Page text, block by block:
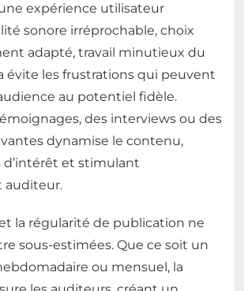
expérience utilisateur
sonore irréprochable, choix
adapté, travail minutieux du
évite les frustrations qui peuvent
au potentiel fidèle.
des interviews ou des
dynamise le contenu,
et stimulant
auditeur.
la régularité de publication ne
sous-estimées. Que ce soit un
ou mensuel, la